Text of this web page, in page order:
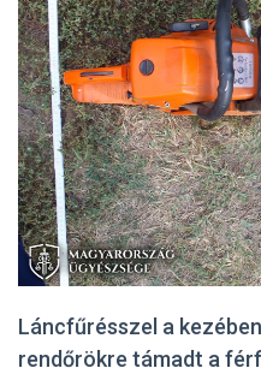
Láncfűrésszel a
rendőrökre támadt a